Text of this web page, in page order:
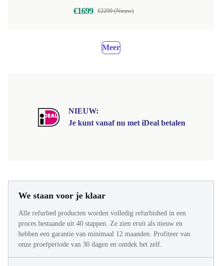
€1699 €2299 (Nieuw)
Meer
NIEUW:
Je kunt vanaf nu met iDeal betalen
We staan voor je klaar
Alle refurbed producten worden volledig refurbished in een
proces bestaande uit 40 stappen. Ze zien eruit als nieuw en
hebben een garantie van minimaal 12 maanden. Profiteer van
onze proefperiode van 30 dagen en ontdek het zelf.